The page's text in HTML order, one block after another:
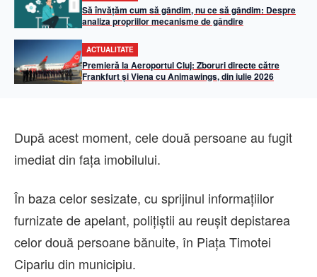
Să învățăm cum să gândim, nu ce să gândim: Despre
analiza propriilor mecanisme de gândire
ACTUALITATE
Premieră la Aeroportul Cluj: Zboruri directe către
Frankfurt și Viena cu Animawings, din iulie 2026
După acest moment, cele două persoane au fugit
imediat din fața imobilului.
În baza celor sesizate, cu sprijinul informațiilor
furnizate de apelant, polițiștii au reușit depistarea
celor două persoane bănuite, în Piața Timotei
Cipariu din municipiu.